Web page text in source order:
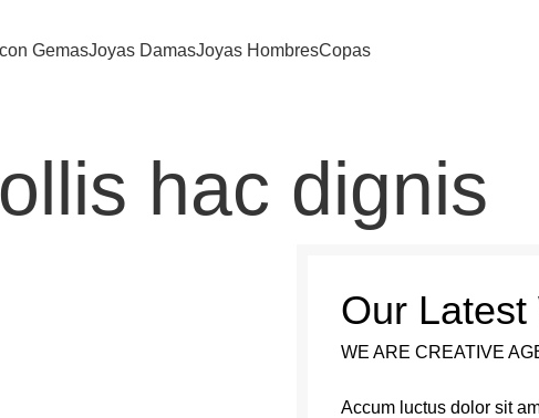
GemasJoyas DamasJoyas HombresCopas
hac dignis
Our Latest
WE ARE CREATIVE
Accum luctus dolor sit